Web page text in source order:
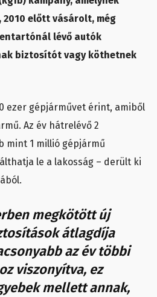
2010 előtt vásárolt, még
lévő autók
biztosítót vagy köthetnek
ezer gépjárművet érint, amiből
Az év hátrelévő 2
mint 1 millió gépjármű
le a lakosság – derült ki
megkötött új
átlagdíja
az év többi
viszonyítva, ez
mellett annak,